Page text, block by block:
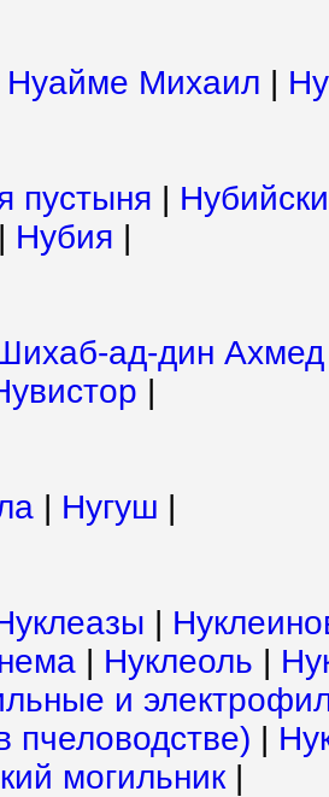
Нуайме Михаил |
пустыня |
| Нубия |
ад-дин
|
| Нугуш |
|
| Нуклеоль |
и
пчеловодстве) |
могильник |